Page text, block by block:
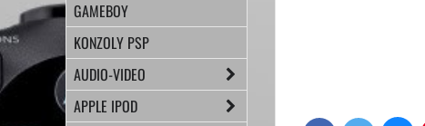
GAMEBOY
KONZOLY PSP
AUDIO-VIDEO
APPLE IPOD